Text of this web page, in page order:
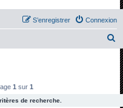
Connexion
S’enregistrer
1 sur 1
de recherche.